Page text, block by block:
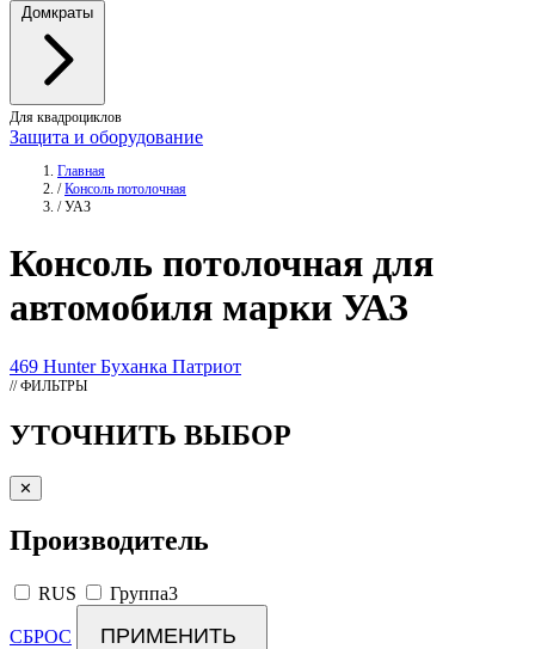
Домкраты
Для квадроциклов
Защита и оборудование
Главная
/ Консоль потолочная
/ УАЗ
Консоль потолочная для
автомобиля марки УАЗ
469 HunterБуханка Патриот
// ФИЛЬТРЫ
УТОЧНИТЬ ВЫБОР
✕
Производитель
RUS Группа3
СБРОС ПРИМЕНИТЬ